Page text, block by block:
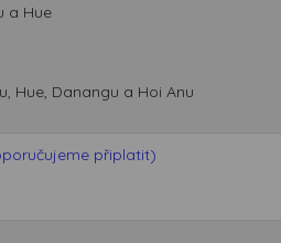
a Hue
Hue, Danangu a Hoi Anu
připlatit)